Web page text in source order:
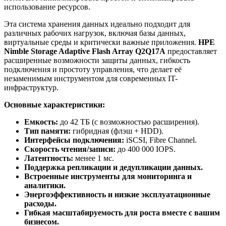
использование ресурсов.
Эта система хранения данных идеально подходит для
различных рабочих нагрузок, включая базы данных,
виртуальные среды и критически важные приложения. HPE
Nimble Storage Adaptive Flash Array Q2Q17A предоставляет
расширенные возможности защиты данных, гибкость
подключения и простоту управления, что делает её
незаменимым инструментом для современных IT-
инфраструктур.
Основные характеристики:
Емкость: до 42 ТБ (с возможностью расширения).
Тип памяти: гибридная (флэш + HDD).
Интерфейсы подключения: iSCSI, Fibre Channel.
Скорость чтения/записи: до 400 000 IOPS.
Латентность: менее 1 мс.
Поддержка репликации и дедупликации данных.
Встроенные инструменты для мониторинга и
аналитики.
Энергоэффективность и низкие эксплуатационные
расходы.
Гибкая масштабируемость для роста вместе с вашим
бизнесом.